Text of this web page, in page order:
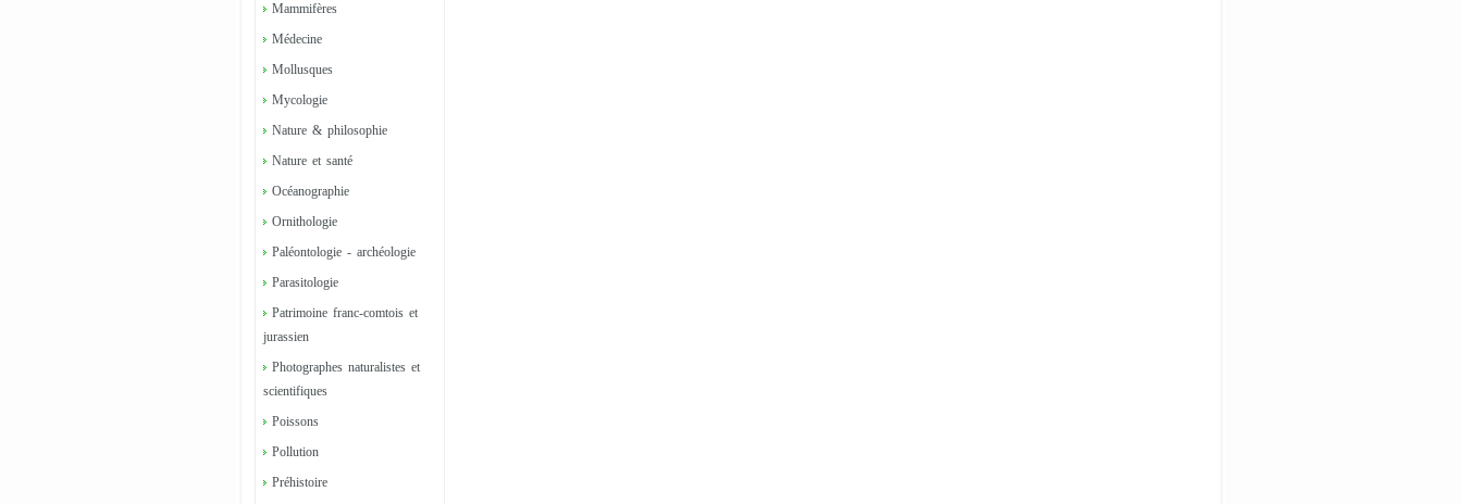
Mammifères
Médecine
Mollusques
Mycologie
Nature & philosophie
Nature et santé
Océanographie
Ornithologie
Paléontologie - archéologie
Parasitologie
Patrimoine franc-comtois et
jurassien
Photographes naturalistes et
scientifiques
Poissons
Pollution
Préhistoire